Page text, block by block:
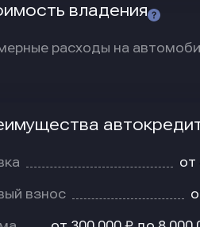
владения
расходы на
от
взнос